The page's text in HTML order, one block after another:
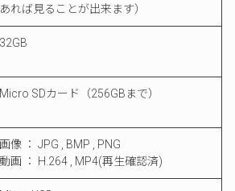
あれば見ることが出来ます）
32GB
Micro SDカード（256GBまで）
画像 ： JPG , BMP , PNG
動画 ： H.264 , MP4(再生確認済)